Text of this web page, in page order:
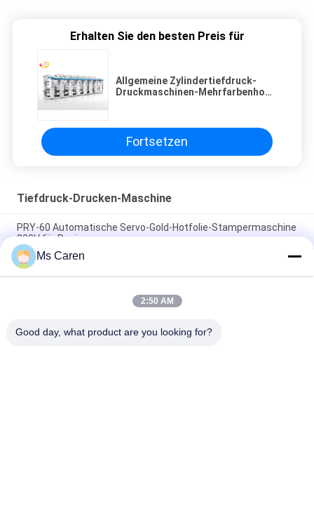
Erhalten Sie den besten Preis für
Allgemeine Zylindertiefdruck-
Druckmaschinen-Mehrfarbenhohe
Fortsetzen
Tiefdruck-Drucken-Maschine
PRY-60 Automatische Servo-Gold-Hotfolie-Stampermaschine
220V für Papier
380V automatische Servo-Goldpapier-Hotfolie-
Stampermaschine PRY-78
PRY-80 Automatische Servo-Goldpapier-Hotfolie-
Ms Caren
2:50 AM
Good day, what product are you looking for?